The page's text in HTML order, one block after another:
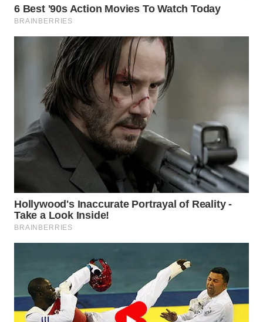
WN
NATUNA
WN
MANDALIKA
WN
LIKUPANG
LABUANBAJO
WN
WAHANA